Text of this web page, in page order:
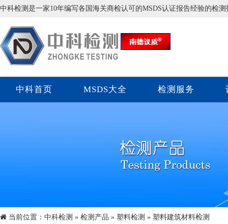
中科检测是一家10年编写各国海关商检认可的MSDS认证报告经验的检
中科首页 MSDS大全 检测服务
当前位置： 中科检测 » 检测产品 » 塑料检测 » 塑料建筑材料检测